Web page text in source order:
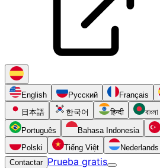
English Русский Français
日本語
한국어 हिन्दी বাংলা
Português Bahasa Indonesia
Polski
Tiếng Việt Nederlands
Contactar Prueba gratis